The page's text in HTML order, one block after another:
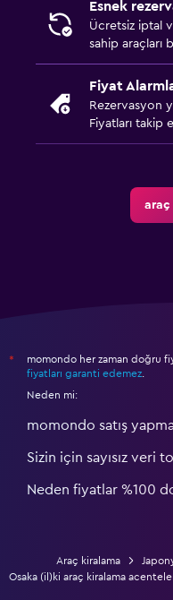
Esnek
Ücretsiz iptal
sahip araçları
Fiyat
Rezervasyon
Fiyatları takip
araç
*
momondo her zaman doğru
fiyatları garanti edemez.
Neden mi:
momondo satış
Sizin için sayısız veri
Neden fiyatlar %100
Araç kiralama
Osaka (il)ki araç kiralama